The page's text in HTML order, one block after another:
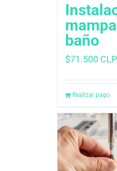
baño
$71.500 CLP
Realizar pago